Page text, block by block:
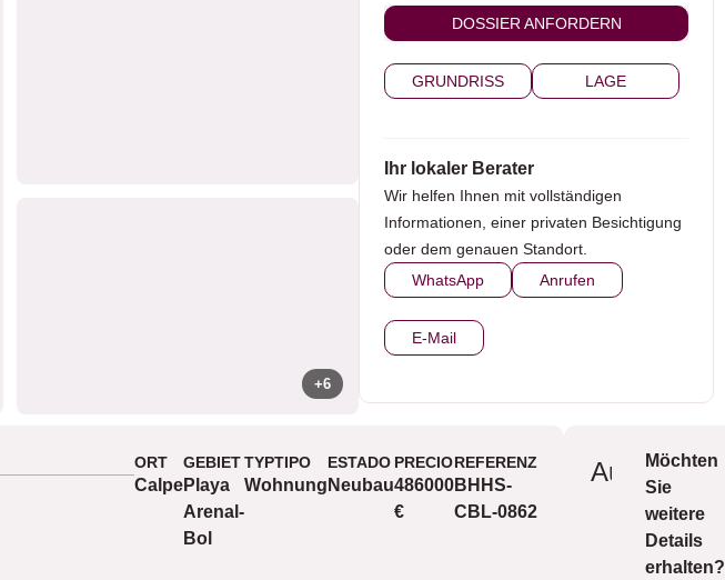
+6
DOSSIER ANFORDERN
GRUNDRISS LAGE
Ihr lokaler Berater
Wir helfen Ihnen mit vollständigen
Informationen, einer privaten Besichtigung
oder dem genauen Standort.
WhatsApp
Anrufen
E-Mail
ORT
Calpe
GEBIET
Playa
Arenal-
Bol
TYPTIPO
Wohnung
ESTADO
Neubau
PRECIO
486000
€
REFERENZ
BHHS-
CBL-0862
Aussicht
Möchten
Sie
weitere
Details
erhalten?